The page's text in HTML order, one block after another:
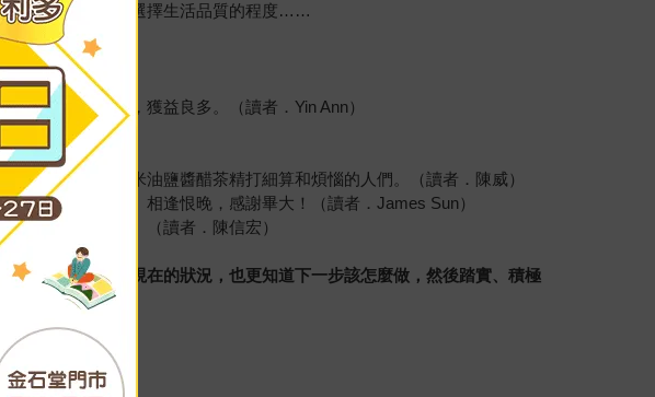
擇工作的模樣、選擇生活品質的程度……
中學習和成長，獲益良多。（讀者．Yin Ann）
翰）
多的是為了柴米油鹽醬醋茶精打細算和煩惱的人們。（讀者．陳威）
好的生活方式。相逢恨晚，感謝畢大！（讀者．James Sun）
總能先做好準備。（讀者．陳信宏）
安，更清楚自己現在的狀況，也更知道下一步該怎麼做，然後踏實、積極